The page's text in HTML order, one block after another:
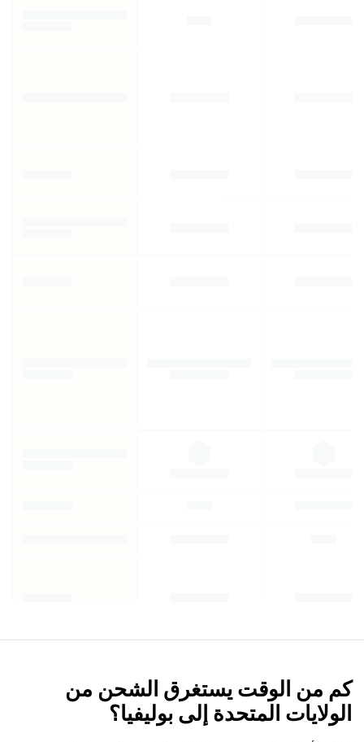
كم من الوقت يستغرق الشحن من
الولايات المتحدة إلى بوليفيا؟